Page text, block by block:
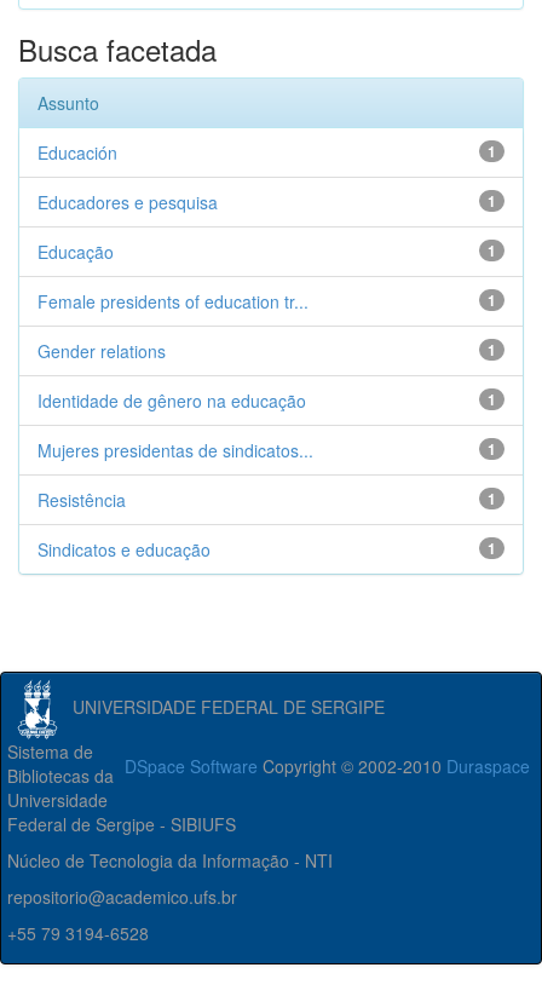
Busca facetada
Assunto
1
Educación
1
Educadores e pesquisa
1
Educação
1
Female presidents of education tr...
1
Gender relations
1
Identidade de gênero na educação
1
Mujeres presidentas de sindicatos...
1
Resistência
1
Sindicatos e educação
UNIVERSIDADE FEDERAL DE SERGIPE
DSpace Software Copyright © 2002-2010 Duraspace
Sistema de
Bibliotecas da
Universidade
Federal de Sergipe - SIBIUFS
Núcleo de Tecnologia da Informação - NTI
repositorio@academico.ufs.br
+55 79 3194-6528